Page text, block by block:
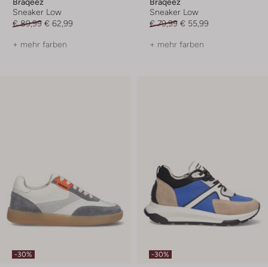
Sneaker Low
€ 89,99 € 62,99
+ mehr farben
Sneaker Low
€ 79,99 € 55,99
+ mehr farben
-30% -30%